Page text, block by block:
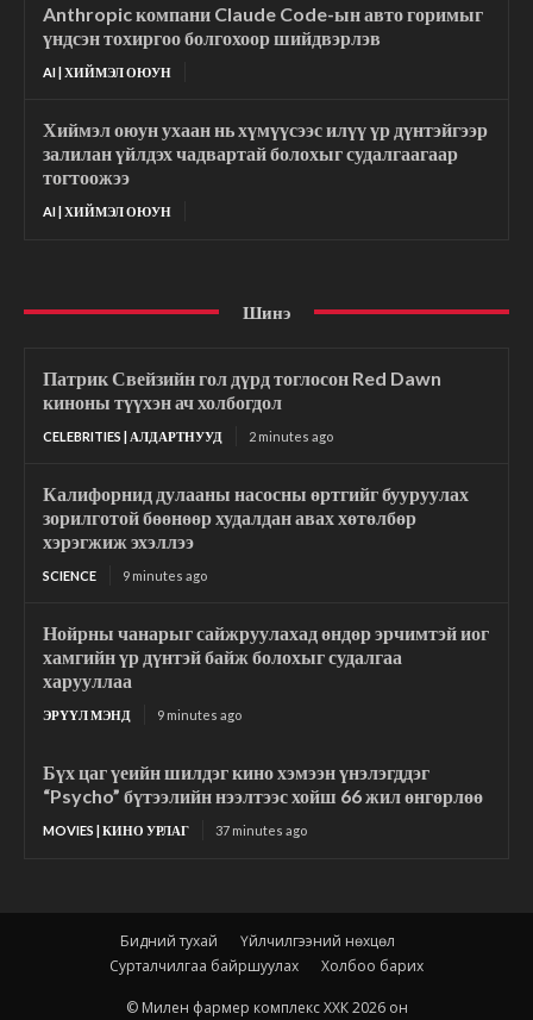
Anthropic компани Claude Code-ын авто горимыг
үндсэн тохиргоо болгохоор шийдвэрлэв
AI | ХИЙМЭЛ ОЮУН
Хиймэл оюун ухаан нь хүмүүсээс илүү үр дүнтэйгээр
залилан үйлдэх чадвартай болохыг судалгаагаар
тогтоожээ
AI | ХИЙМЭЛ ОЮУН
Шинэ
Патрик Свейзийн гол дүрд тоглосон Red Dawn
киноны түүхэн ач холбогдол
CELEBRITIES | АЛДАРТНУУД 2 minutes ago
Калифорнид дулааны насосны өртгийг бууруулах
зорилготой бөөнөөр худалдан авах хөтөлбөр
хэрэгжиж эхэллээ
SCIENCE 9 minutes ago
Нойрны чанарыг сайжруулахад өндөр эрчимтэй иог
хамгийн үр дүнтэй байж болохыг судалгаа
харууллаа
ЭРҮҮЛ МЭНД 9 minutes ago
Бүх цаг үеийн шилдэг кино хэмээн үнэлэгддэг
“Psycho” бүтээлийн нээлтээс хойш 66 жил өнгөрлөө
MOVIES | КИНО УРЛАГ 37 minutes ago
Бидний тухай
Үйлчилгээний нөхцөл
Сурталчилгаа байршуулах
Холбоо барих
© Милен фармер комплекс ХХК 2026 он